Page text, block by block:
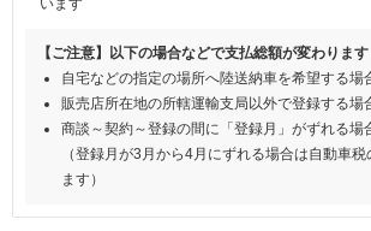
【ご注意】以下の場合などで支払総額が変わります
自宅などの指定の場所へ陸送納車を希望する場
販売店所在地の所轄運輸支局以外で登録する場
商談～契約～登録の間に「登録月」がずれる場
（登録月が3月から4月にずれる場合は自動車
ます）